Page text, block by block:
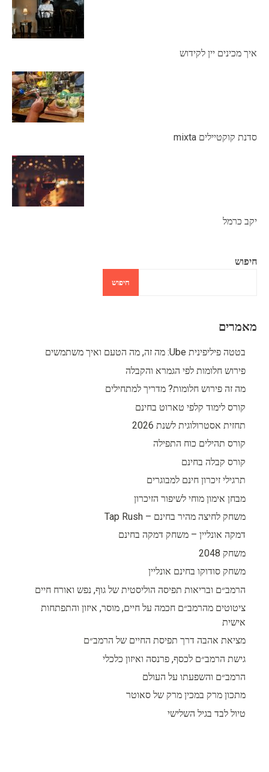
איך מכינים יין לקידוש
סדנת קוקטיילים mixta
יקב כרמל
חיפוש
חיפוש
מאמרים
בטטה פיליפינית Ube: מה זה, מה הטעם ואיך משתמשים
פירוש חלומות לפי הגמרא והקבלה
מה זה פירוש חלומות? מדריך למתחילים
קורס לימוד קלפי טארוט בחינם
תחזית אסטרולוגית לשנת 2026
קורס תהילים כוח התפילה
קורס קבלה בחינם
תרגילי זיכרון חינם למבוגרים
מבחן אימון מוחי לשיפור הזיכרון
משחק לחיצה מהיר בחינם – Tap Rush
דמקה אונליין – משחק דמקה בחינם
משחק 2048
משחק סודוקו בחינם אונליין
הרמב״ם ובריאות תפיסה הוליסטית של גוף, נפש ואורח חיים
ציטוטים מהרמב״ם חכמה על חיים, מוסר, איזון והתפתחות
אישית
מציאת אהבה דרך תפיסת החיים של הרמב״ם
גישת הרמב״ם לכסף, פרנסה ואיזון כלכלי
הרמב״ם והשפעתו על העולם
מתכון מרק במכין מרק של סאוטר
טיול לבד בגיל השלישי